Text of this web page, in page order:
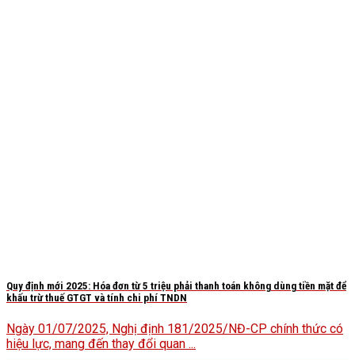
Quy định mới 2025: Hóa đơn từ 5 triệu phải thanh toán không dùng tiền mặt để
khấu trừ thuế GTGT và tính chi phí TNDN
Ngày 01/07/2025, Nghị định 181/2025/NĐ-CP chính thức có
hiệu lực, mang đến thay đổi quan ...